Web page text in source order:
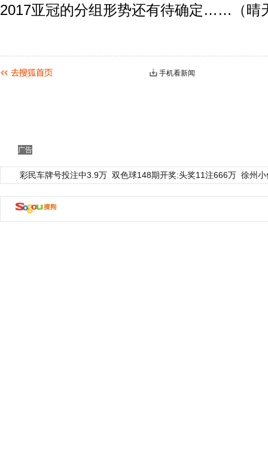
2017亚冠的分组形势还有待确定……（晴
手机看新闻
广告
彩民车牌号投注中3.9万 双色球148期开奖:头奖11注666万 徐州